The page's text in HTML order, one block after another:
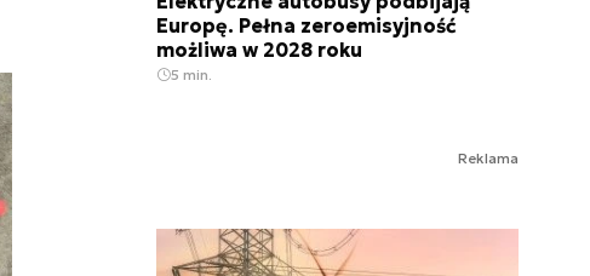
Europę. Pełna zeroemisyjność
możliwa w 2028 roku
5 min.
Reklama